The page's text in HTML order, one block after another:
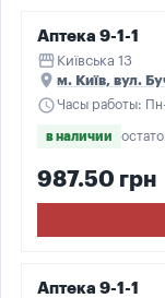
Аптека 9-1-1
storefront Київська 13
place м. Київ, вул.
scheduleЧасы работы:
в наличии
987.50 грн
Аптека 9-1-1